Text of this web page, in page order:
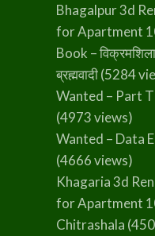
Bhagalpur 3d
for Apartment
Book –
ब्रह्मवादी(5284
Wanted – Part
(4973 views)
Wanted – Data
(4666 views)
Khagaria 3d
for Apartment
Chitrashala